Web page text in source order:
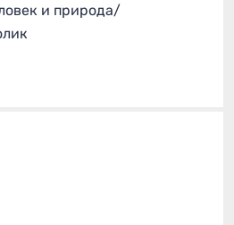
и природа/